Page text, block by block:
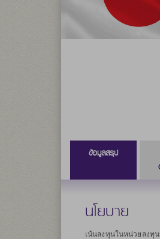
ข้อมูลสรุป
นโยบาย
เน้นลงทุนในหน่วยลงทุน